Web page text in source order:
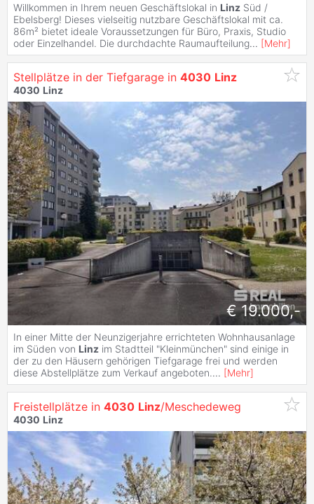
Willkommen in Ihrem neuen Geschäftslokal in Linz Süd /
Ebelsberg! Dieses vielseitig nutzbare Geschäftslokal mit ca.
86m² bietet ideale Voraussetzungen für Büro, Praxis, Studio
oder Einzelhandel. Die durchdachte Raumaufteilung... [Mehr]
Stellplätze in der Tiefgarage in 4030 Linz
4030 Linz
€ 19.000,-
In einer Mitte der Neunzigerjahre errichteten Wohnhausanlage
im Süden von Linz im Stadtteil "Kleinmünchen" sind einige in
der zu den Häusern gehörigen Tiefgarage frei und werden
diese Abstellplätze zum Verkauf angeboten.... [Mehr]
Freistellplätze in 4030 Linz/Meschedeweg
4030 Linz